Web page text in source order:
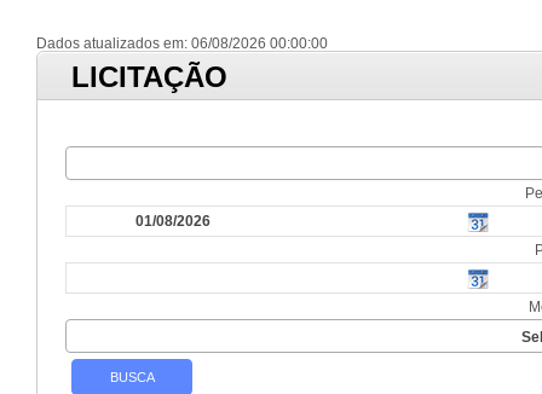
Dados atualizados em: 06/08/2026 00:00:00
LICITAÇÃO